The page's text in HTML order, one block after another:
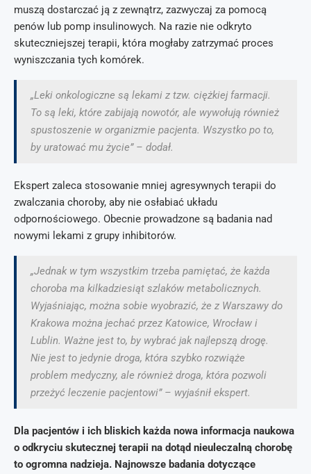
muszą dostarczać ją z zewnątrz, zazwyczaj za pomocą
penów lub pomp insulinowych. Na razie nie odkryto
skuteczniejszej terapii, która mogłaby zatrzymać proces
wyniszczania tych komórek.
„Leki onkologiczne są lekami z tzw. ciężkiej farmacji.
To są leki, które zabijają nowotór, ale wywołują również
spustoszenie w organizmie pacjenta. Wszystko po to,
by uratować mu życie” – dodał.
Ekspert zaleca stosowanie mniej agresywnych terapii do
zwalczania choroby, aby nie osłabiać układu
odpornościowego. Obecnie prowadzone są badania nad
nowymi lekami z grupy inhibitorów.
„Jednak w tym wszystkim trzeba pamiętać, że każda
choroba ma kilkadziesiąt szlaków metabolicznych.
Wyjaśniając, można sobie wyobrazić, że z Warszawy do
Krakowa można jechać przez Katowice, Wrocław i
Lublin. Ważne jest to, by wybrać jak najlepszą drogę.
Nie jest to jedynie droga, która szybko rozwiąże
problem medyczny, ale również droga, która pozwoli
przeżyć leczenie pacjentowi” – wyjaśnił ekspert.
Dla pacjentów i ich bliskich każda nowa informacja naukowa
o odkryciu skutecznej terapii na dotąd nieuleczalną chorobę
to ogromna nadzieja. Najnowsze badania dotyczące